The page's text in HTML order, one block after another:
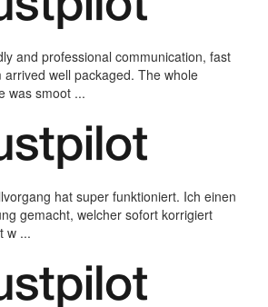
and professional communication, fast
well packaged. The whole
was smoot ...
hat super funktioniert. Ich einen
gemacht, welcher sofort korrigiert
w ...